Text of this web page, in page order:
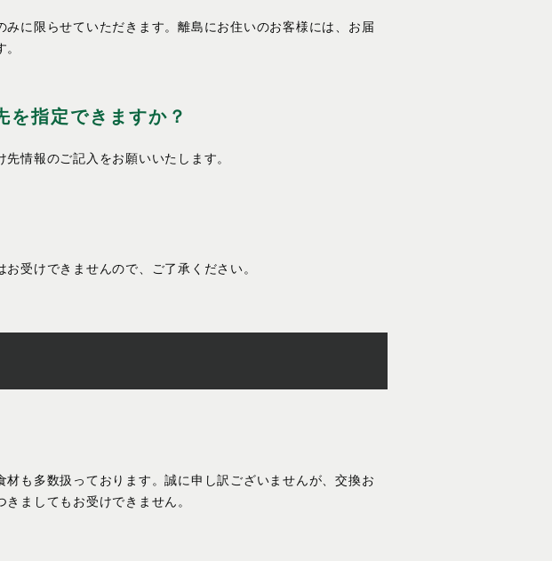
に限らせていただきます。離島にお住いのお客様には、お届
指定できますか？
情報のご記入をお願いいたします。
受けできませんので、ご了承ください。
も多数扱っております。誠に申し訳ございませんが、交換お
ましてもお受けできません。